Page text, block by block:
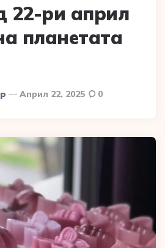
22-ри април
планетата
Април 22, 2025 0